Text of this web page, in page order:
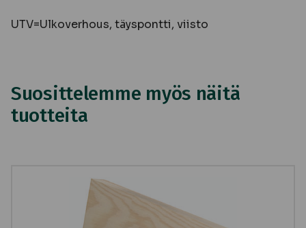
UTV=Ulkoverhous, täyspontti, viisto
Suosittelemme myös näitä
tuotteita